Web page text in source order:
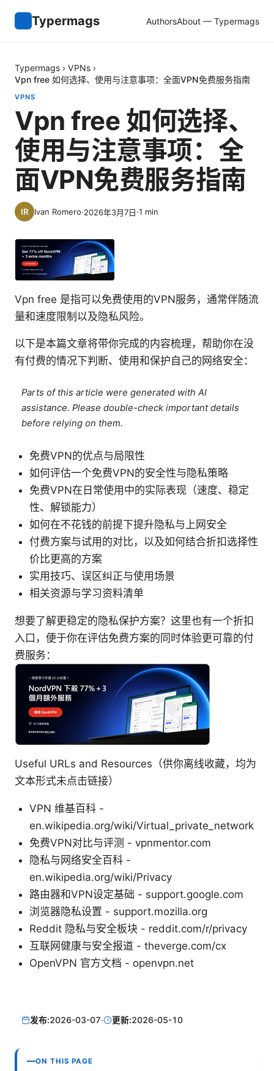
Typermags AuthorsAbout — Typermags
Typermags › VPNs ›
Vpn free 如何选择、使用与注意事项：全面VPN免费服务指南
VPNS
Vpn free 如何选择、
使用与注意事项：全
面VPN免费服务指南
Ivan Romero·2026年3月7日·1 min
Vpn free 是指可以免费使用的VPN服务，通常伴随流
量和速度限制以及隐私风险。
以下是本篇文章将带你完成的内容梳理，帮助你在没
有付费的情况下判断、使用和保护自己的网络安全：
Parts of this article were generated with AI
assistance. Please double-check important details
before relying on them.
免费VPN的优点与局限性
如何评估一个免费VPN的安全性与隐私策略
免费VPN在日常使用中的实际表现（速度、稳定
性、解锁能力）
如何在不花钱的前提下提升隐私与上网安全
付费方案与试用的对比，以及如何结合折扣选择性
价比更高的方案
实用技巧、误区纠正与使用场景
相关资源与学习资料清单
想要了解更稳定的隐私保护方案？这里也有一个折扣
入口，便于你在评估免费方案的同时体验更可靠的付
费服务：
Useful URLs and Resources（供你离线收藏，均为
文本形式未点击链接）
VPN 维基百科 -
en.wikipedia.org/wiki/Virtual_private_network
免费VPN对比与评测 - vpnmentor.com
隐私与网络安全百科 -
en.wikipedia.org/wiki/Privacy
路由器和VPN设定基础 - support.google.com
浏览器隐私设置 - support.mozilla.org
Reddit 隐私与安全板块 - reddit.com/r/privacy
互联网健康与安全报道 - theverge.com/cx
OpenVPN 官方文档 - openvpn.net
发布:2026-03-07· 更新:2026-05-10
ON THIS PAGE